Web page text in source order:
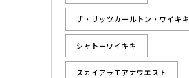
ザ・リッツカールトン・ワイキキ
シャトーワイキキ
スカイアラモアナウエスト